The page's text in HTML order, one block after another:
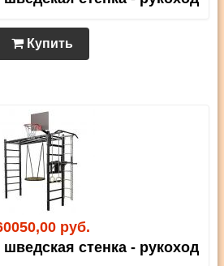
Купить
руб.
стенка - рукоход